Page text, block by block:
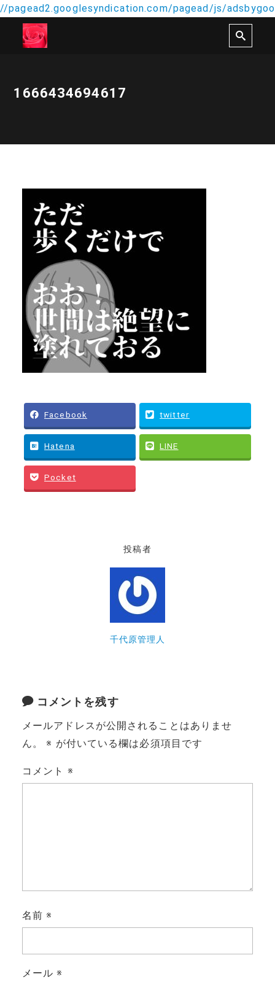
//pagead2.googlesyndication.com/pagead/js/
1666434694617
Facebook twitter
Hatena LINE
Pocket
投稿者
千代原管理人
コメントを残す
メールアドレスが公開されることはありませ
ん。
※ が付いている欄は必須項目です
コメント ※
名前※
メール※